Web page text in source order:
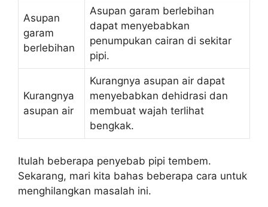
Asupan
garam
berlebihan
Asupan garam berlebihan
dapat menyebabkan
penumpukan cairan di sekitar
pipi.
Kurangnya
asupan air
Kurangnya asupan air dapat
menyebabkan dehidrasi dan
membuat wajah terlihat
bengkak.
Itulah beberapa penyebab pipi tembem.
Sekarang, mari kita bahas beberapa cara untuk
menghilangkan masalah ini.